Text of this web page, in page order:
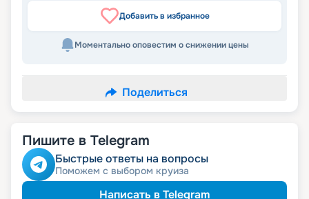
Добавить в избранное
Моментально оповестим о снижении цены
Поделиться
Пишите в Telegram
Быстрые ответы на вопросы
Поможем с выбором круиза
Написать в Telegram